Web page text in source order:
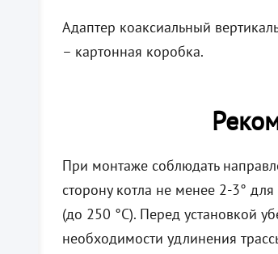
Адаптер коаксиальный
– картонная коробка.
При монтаже соблюдать
сторону котла не менее 2-3°
(до 250 °C). Перед установкой
необходимости удлинения